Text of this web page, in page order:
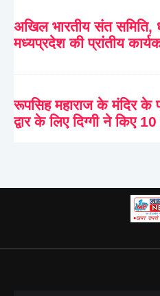
अखिल भारतीय संत समिति,
मध्यप्रदेश की प्रांतीय
रूपसिह महाराज के मंदिर के
द्वार के लिए दिग्गी ने किए